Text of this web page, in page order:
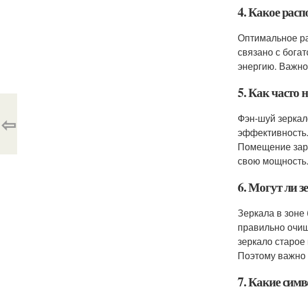
4. Какое
Оптимальное
связано с
энергию.
5. Как часто
Фэн-шуй
Помещение
свою мощность.
6. Могут ли
Зеркала в зоне
правильно
зеркало
Поэтому важно
7. Какие
⇦